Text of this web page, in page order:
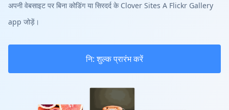
अपनी वेबसाइट पर बिना कोडिंग या सिरदर्द के Clover Sites A Flickr Gallery
app जोड़ें।
नि: शुल्क प्रारंभ करें